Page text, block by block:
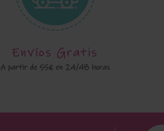
Envíos Gratis
A partir de 55€ en 24/48 horas